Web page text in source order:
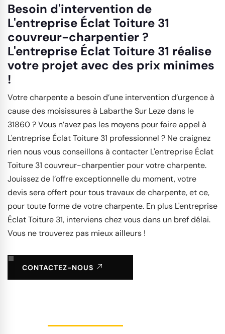
Besoin d'intervention de
L'entreprise Éclat Toiture 31
couvreur-charpentier ?
L'entreprise Éclat Toiture 31 réalise
votre projet avec des prix minimes
!
Votre charpente a besoin d’une intervention d’urgence à
cause des moisissures à Labarthe Sur Leze dans le
31860 ? Vous n’avez pas les moyens pour faire appel à
L'entreprise Éclat Toiture 31 professionnel ? Ne craignez
rien nous vous conseillons à contacter L'entreprise Éclat
Toiture 31 couvreur-charpentier pour votre charpente.
Jouissez de l’offre exceptionnelle du moment, votre
devis sera offert pour tous travaux de charpente, et ce,
pour toute forme de votre charpente. En plus L'entreprise
Éclat Toiture 31, interviens chez vous dans un bref délai.
Vous ne trouverez pas mieux ailleurs !
CONTACTEZ-NOUS